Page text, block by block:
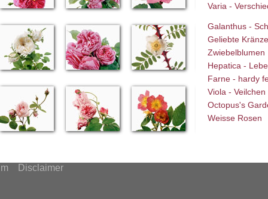
Varia -
Galanthus -
Geliebte Kränze
Zwiebelblumen
Hepatica -
Farne - hardy
Viola - Veilchen
Octopus's
Weisse Rosen
Disclaimer